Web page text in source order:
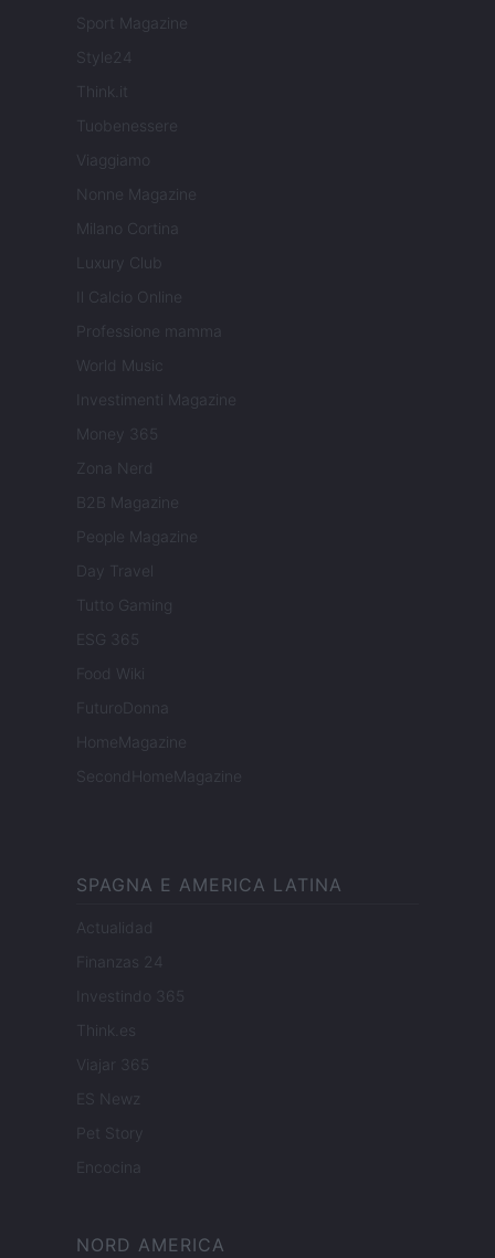
Sport Magazine
Style24
Think.it
Tuobenessere
Viaggiamo
Nonne Magazine
Milano Cortina
Luxury Club
Il Calcio Online
Professione mamma
World Music
Investimenti Magazine
Money 365
Zona Nerd
B2B Magazine
People Magazine
Day Travel
Tutto Gaming
ESG 365
Food Wiki
FuturoDonna
HomeMagazine
SecondHomeMagazine
SPAGNA E AMERICA LATINA
Actualidad
Finanzas 24
Investindo 365
Think.es
Viajar 365
ES Newz
Pet Story
Encocina
NORD AMERICA